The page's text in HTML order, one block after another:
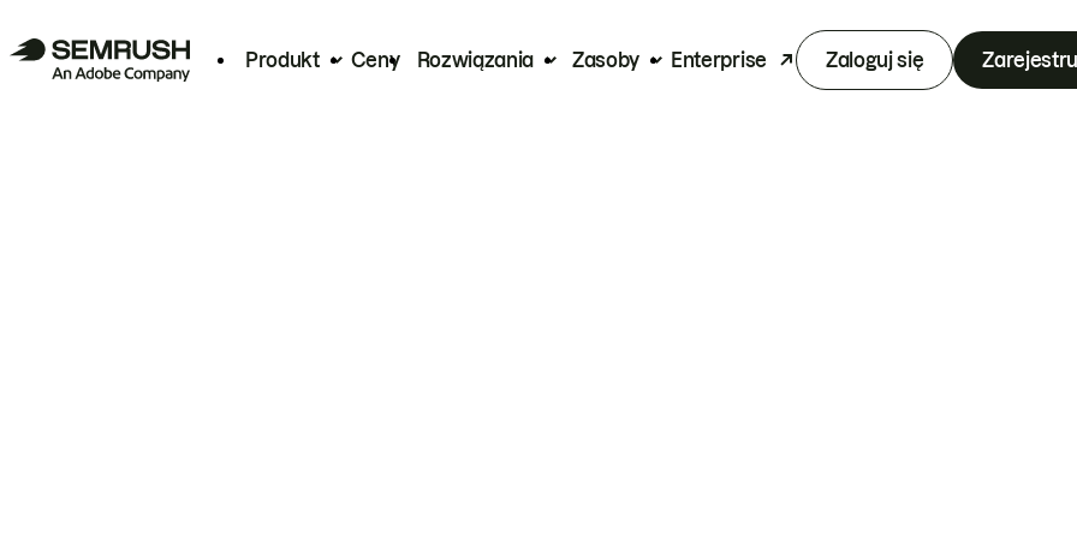
Produkt Ceny Rozwiązania Zasoby Enterprise Zaloguj się